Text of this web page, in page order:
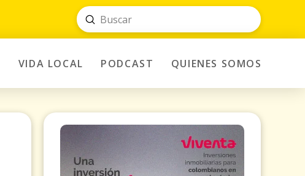
Search
Submit
VIDA LOCAL PODCAST QUIENES SOMOS